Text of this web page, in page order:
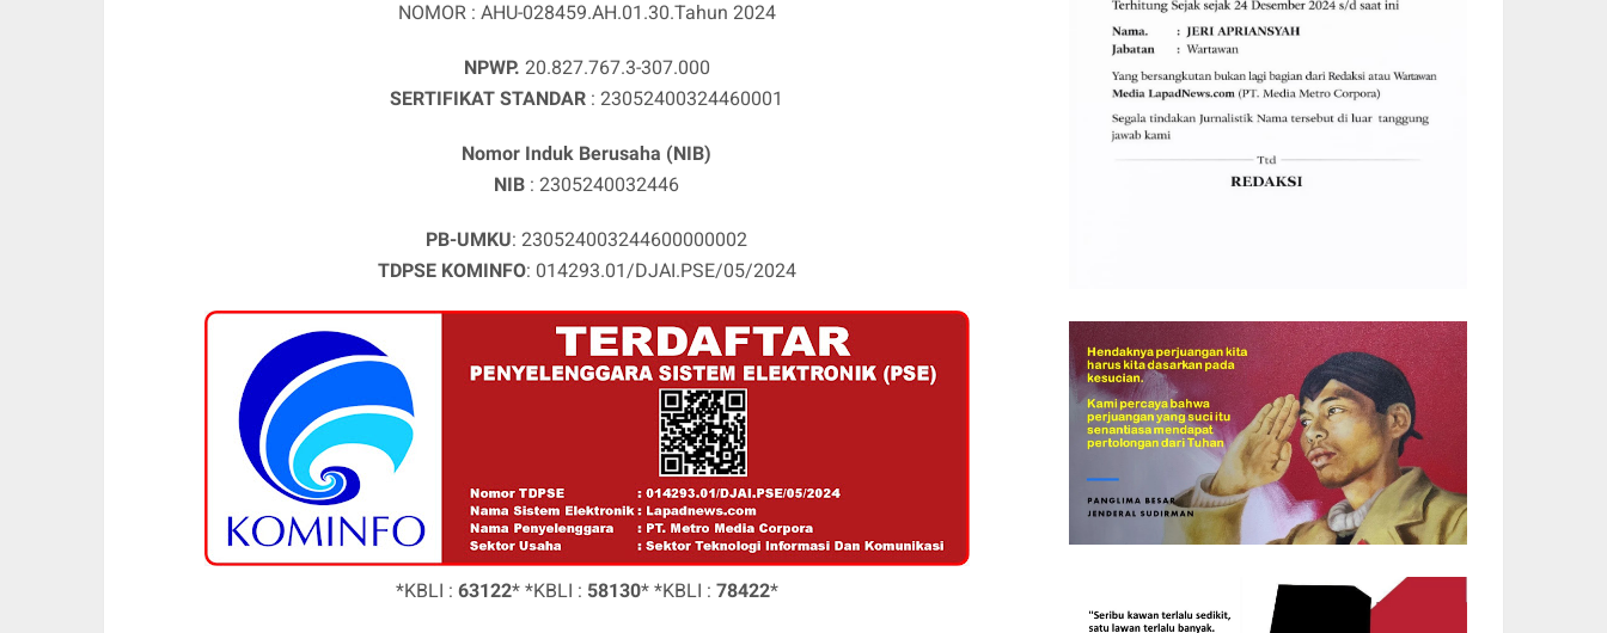
NOMOR : AHU-028459.AH.01.30.Tahun 2024
NPWP. 20.827.767.3-307.000
SERTIFIKAT STANDAR : 23052400324460001
Nomor Induk Berusaha (NIB)
NIB : 2305240032446
PB-UMKU: 230524003244600000002
TDPSE KOMINFO: 014293.01/DJAI.PSE/05/2024
*KBLI : 63122* *KBLI : 58130* *KBLI : 78422*